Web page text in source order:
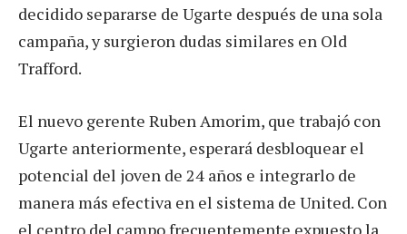
decidido separarse de Ugarte después de una sola
campaña, y surgieron dudas similares en Old
Trafford.
El nuevo gerente Ruben Amorim, que trabajó con
Ugarte anteriormente, esperará desbloquear el
potencial del joven de 24 años e integrarlo de
manera más efectiva en el sistema de United. Con
el centro del campo frecuentemente expuesto la